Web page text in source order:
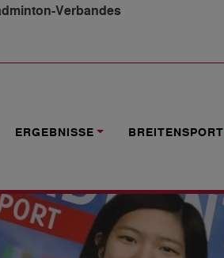
Verbandes
ERGEBNISSE BREITENSPORT